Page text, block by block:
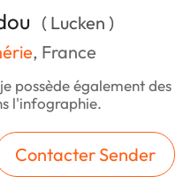
( Lucken )
, France
possède également des
l'infographie.
Contacter Sender